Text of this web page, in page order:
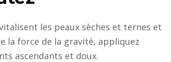
les peaux sèches et ternes et
la force de la gravité, appliquez
ascendants et doux.